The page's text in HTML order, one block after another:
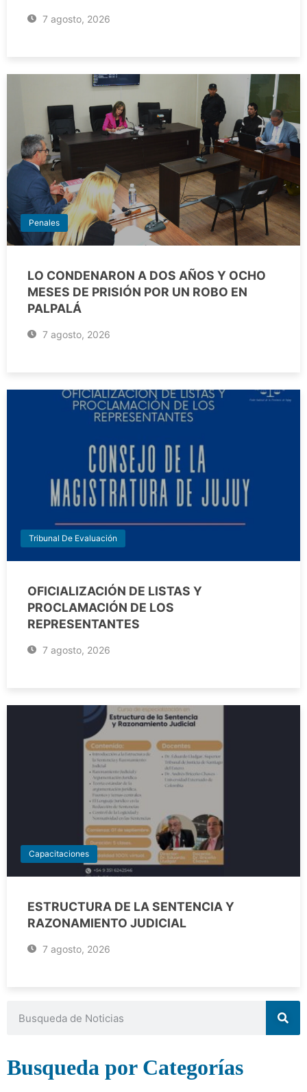
7 agosto, 2026
Penales
LO CONDENARON A DOS AÑOS Y OCHO
MESES DE PRISIÓN POR UN ROBO EN
PALPALÁ
7 agosto, 2026
Tribunal De Evaluación
OFICIALIZACIÓN DE LISTAS Y
PROCLAMACIÓN DE LOS
REPRESENTANTES
7 agosto, 2026
Capacitaciones
ESTRUCTURA DE LA SENTENCIA Y
RAZONAMIENTO JUDICIAL
7 agosto, 2026
Busqueda por Categorías